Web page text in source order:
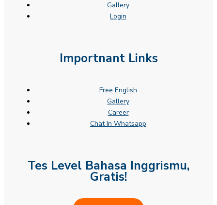
Gallery
Login
Importnant Links
Free English
Gallery
Career
Chat In Whatsapp
Tes Level Bahasa Inggrismu,
Gratis!